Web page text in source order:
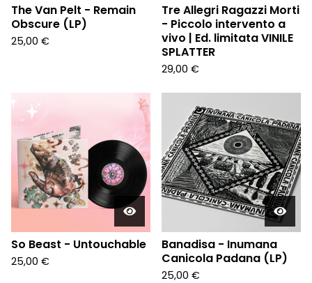
The Van Pelt - Remain
Obscure (LP)
25,00 €
Tre Allegri Ragazzi Morti
- Piccolo intervento a
vivo | Ed. limitata VINILE
SPLATTER
29,00 €
So Beast - Untouchable
25,00 €
Banadisa - Inumana
Canicola Padana (LP)
25,00 €